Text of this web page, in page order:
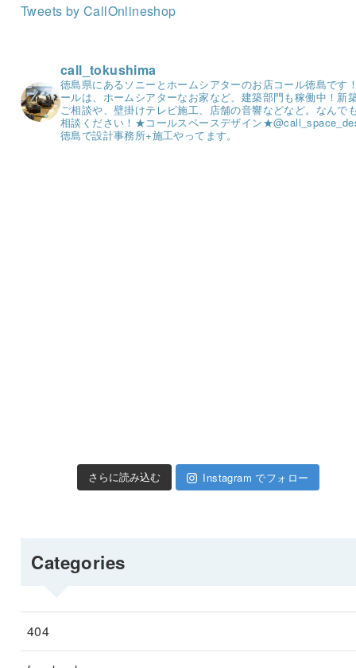
Tweets by CallOnlineshop
call_tokushima
徳島県にあるソニーとホームシアターのお店コール徳島です
ールは、ホームシアターなお家など、建築部門も稼働中！ 新
ご相談や、壁掛けテレビ施工、店舗の音響などなど。 なんで
相談ください！ ★コールスペースデザイン★
徳島で設計事務所+施工やってます。
さらに読み込む Instagram でフォロー
Categories
404